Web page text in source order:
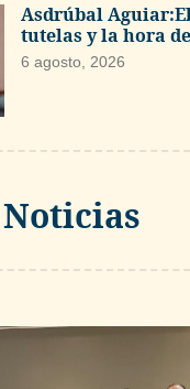
Asdrúbal
tutelas y la hora
6 agosto, 2026